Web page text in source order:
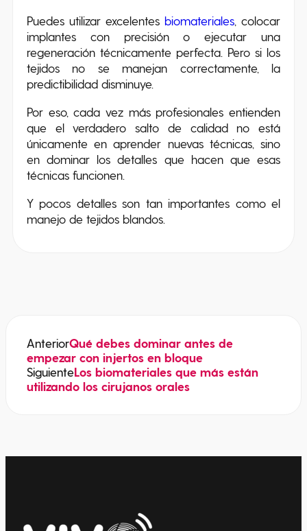
Puedes utilizar excelentes biomateriales , colocar
implantes con precisión o ejecutar una
regeneración técnicamente perfecta. Pero si los
tejidos no se manejan correctamente, la
predictibilidad disminuye.
Por eso, cada vez más profesionales entienden
que el verdadero salto de calidad no está
únicamente en aprender nuevas técnicas, sino
en dominar los detalles que hacen que esas
técnicas funcionen.
Y pocos detalles son tan importantes como el
manejo de tejidos blandos.
AnteriorQué debes dominar antes de
empezar con injertos en bloque
SiguienteLos biomateriales que más están
utilizando los cirujanos orales